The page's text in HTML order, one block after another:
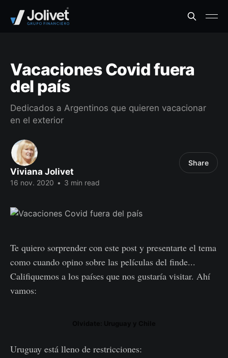
Vacaciones Covid fuera
del país
Dedicados a Argentinos que quieren vacacionar
en el exterior
Viviana Jolivet
16 nov. 2020 • 3 min read
Share
Te quiero sorprender con este post y presentarte el tema
como cuando opino sobre las películas del finde...
Califiquemos a los países que nos gustaría visitar. Ahí
vamos:
Uruguay está lleno de restricciones: